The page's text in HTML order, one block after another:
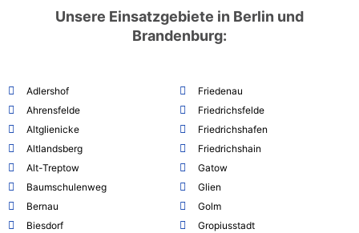
Unsere Einsatzgebiete in Berlin und
Brandenburg:
Adlershof
Ahrensfelde
Altglienicke
Altlandsberg
Alt-Treptow
Baumschulenweg
Bernau
Biesdorf
Friedenau
Friedrichsfelde
Friedrichshafen
Friedrichshain
Gatow
Glien
Golm
Gropiusstadt